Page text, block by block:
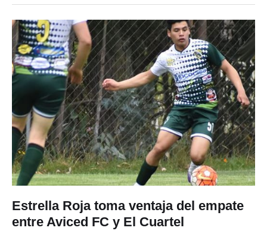
Estrella Roja toma ventaja del empate
entre Aviced FC y El Cuartel